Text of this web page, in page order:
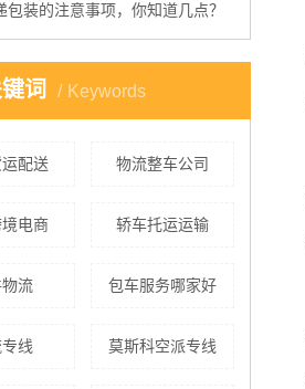
包装的注意事项，你知道几点？
词 Keywords
配送 物流整车公司
电商 轿车托运运输
流 包车服务哪家好
线 莫斯科空派专线